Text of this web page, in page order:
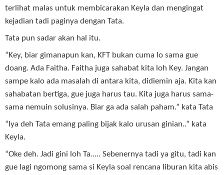
terlihat malas untuk membicarakan Keyla dan mengingat
kejadian tadi paginya dengan Tata.
Tata pun sadar akan hal itu.
“Key, biar gimanapun kan, KFT bukan cuma lo sama gue
doang. Ada Faitha. Faitha juga sahabat kita loh Key. Jangan
sampe kalo ada masalah di antara kita, didiemin aja. Kita kan
sahabatan bertiga, gue juga harus tau. Kita juga harus sama-
sama nemuin solusinya. Biar ga ada salah paham.” kata Tata
“Iya deh Tata emang paling bijak kalo urusan ginian..” kata
Keyla.
“Oke deh. Jadi gini loh Ta….. Sebenernya tadi ya gitu, tadi kan
gue lagi ngomong sama si Keyla soal rencana liburan kita abis